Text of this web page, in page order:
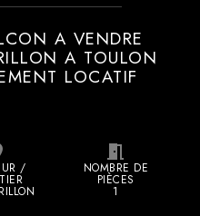
A VENDRE
A TOULON
LOCATIF
/
meeting_room
NOMBRE DE
PIÈCES
1